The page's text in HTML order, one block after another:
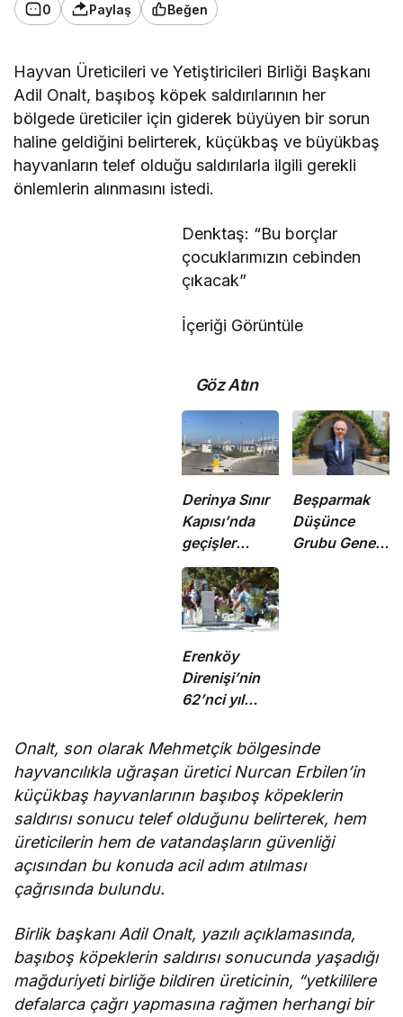
0 Paylaş Beğen
Hayvan Üreticileri ve Yetiştiricileri Birliği Başkanı
Adil Onalt, başıboş köpek saldırılarının her
bölgede üreticiler için giderek büyüyen bir sorun
haline geldiğini belirterek, küçükbaş ve büyükbaş
hayvanların telef olduğu saldırılarla ilgili gerekli
önlemlerin alınmasını istedi.
Denktaş: “Bu borçlar
çocuklarımızın cebinden
çıkacak”
İçeriği Görüntüle
Göz Atın
Derinya Sınır
Kapısı’nda
geçişler
durduruldu
Beşparmak
Düşünce
Grubu Genel
Erenköy
Direnişi’nin
62’nci yıl
şehitler
törenle anıldı
Onalt, son olarakMehmetçik bölgesinde
hayvancılıkla uğraşan üretici Nurcan Erbilen’in
küçükbaş hayvanlarının başıboş köpeklerin
saldırısı sonucu telef olduğunu belirterek, hem
üreticilerin hem de vatandaşların güvenliği
açısından bu konuda acil adım atılması
çağrısında bulundu.
Birlik başkanı Adil Onalt, yazılı açıklamasında,
başıboş köpeklerin saldırısı sonucunda yaşadığı
mağduriyeti birliğe bildiren üreticinin, “yetkililere
defalarca çağrı yapmasına rağmen herhangi bir